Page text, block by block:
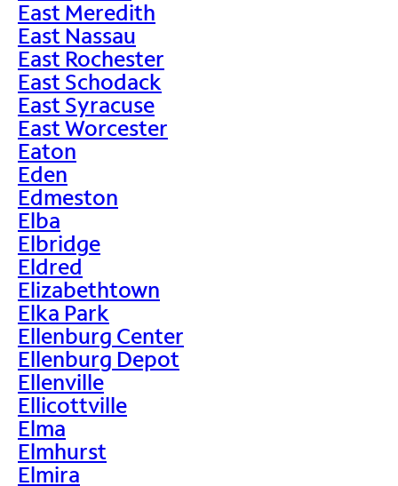
East Meredith
East Nassau
East Rochester
East Schodack
East Syracuse
East Worcester
Eaton
Eden
Edmeston
Elba
Elbridge
Eldred
Elizabethtown
Elka Park
Ellenburg Center
Ellenburg Depot
Ellenville
Ellicottville
Elma
Elmhurst
Elmira